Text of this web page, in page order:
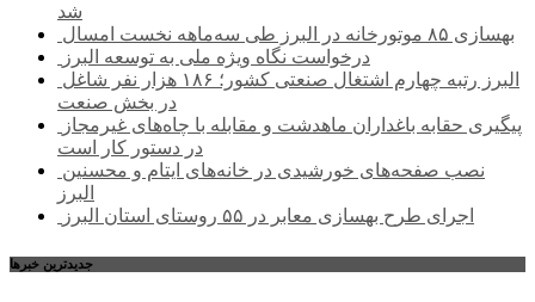
شد
بهسازی ۸۵ موتورخانه در البرز طی سه‌ماهه نخست امسال
درخواست نگاه ویژه ملی به توسعه البرز
در بخش صنعت
در دستور کار است
البرز
اجرای طرح بهسازی معابر در ۵۵ روستای استان البرز
جديدترين خبرها